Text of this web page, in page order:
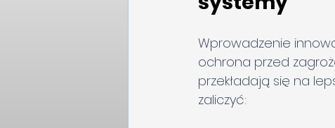
Wprowadzenie
ochrona przed
przekładają się na
zaliczyć: